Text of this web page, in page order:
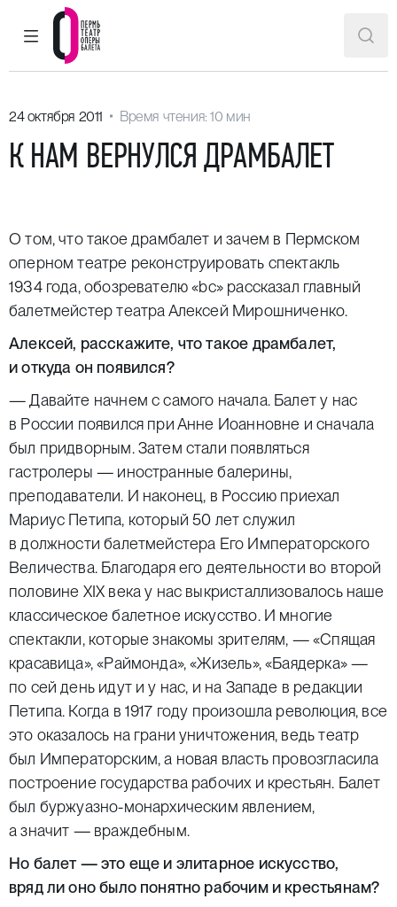
ГЛАВНОЕ МЕНЮ
Пермский театр оперы и балета
24 октября 2011 Время чтения: 10 мин
К НАМ ВЕРНУЛСЯ ДРАМБАЛЕТ
О том, что такое драмбалет и зачем в Пермском
оперном театрe реконструировать спектакль
1934 года, обозревателю «bс» рассказал главный
балетмейстер театра Алексей Мирошниченко.
Алексей, расскажите, что такое драмбалет,
и откуда он появился?
— Давайте начнем с самого начала. Балет у нас
в России появился при Анне Иоанновне и сначала
был придворным. Затем стали появляться
гастролеры — иностранные балерины,
преподаватели. И наконец, в Россию приехал
Мариус Петипа, который 50 лет служил
в должности балетмейстера Его Императорского
Величества. Благодаря его деятельности во второй
половине XIX века у нас выкристаллизовалось наше
классическое балетное искусство. И многие
спектакли, которые знакомы зрителям, — «Спящая
красавица», «Раймонда», «Жизель», «Баядерка» —
по сей день идут и у нас, и на Западе в редакции
Петипа. Когда в 1917 году произошла революция, все
это оказалось на грани уничтожения, ведь театр
был Императорским, а новая власть провозгласила
построение государства рабочих и крестьян. Балет
был буржуазно-монархическим явлением,
а значит — враждебным.
Но балет — это еще и элитарное искусство,
вряд ли оно было понятно рабочим и крестьянам?